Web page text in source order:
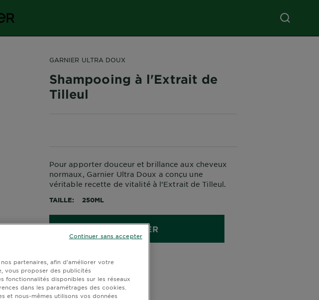
GARNIER ULTRA DOUX
Shampooing à l'Extrait de
Tilleul
Pour apporter douceur et brillance aux cheveux
normaux, Garnier Ultra Doux a conçu une
véritable recette de vitalité à l’Extrait de Tilleul.
TAILLE 250ML
ACHETER
partenaires, afin d’améliorer votre
vous proposer des publicités
fonctionnalités disponibles sur les réseaux
dans les paramétrages des cookies.
et nous-mêmes utilisons vos données
Continuer sans accepter